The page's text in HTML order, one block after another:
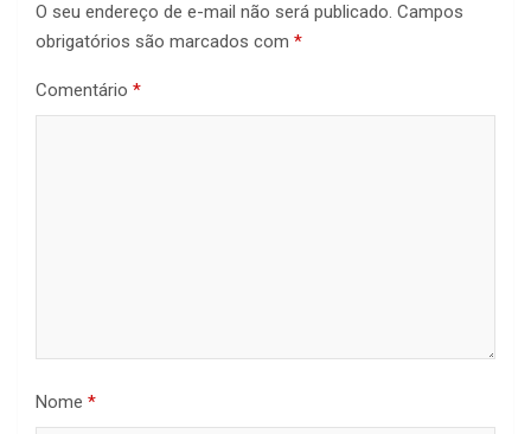
O seu endereço de e-mail não será publicado. Campos
obrigatórios são marcados com *
Comentário *
Nome *